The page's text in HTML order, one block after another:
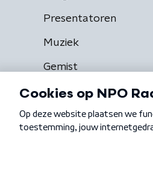
Presentatoren
Muziek
Gemist
Algemene voorwaarden